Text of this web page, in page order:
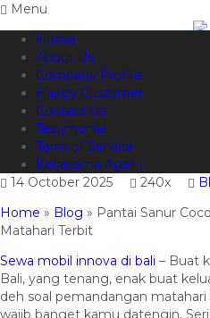
Menu
Home
About Us
Company Profile
Happy Customer
Contact Us
Testimonial
Term of Service
Kerjasama Agent
Informasi lebih lanjut?
Pantai Sanur
Keluarga dan
14 October 2025 240x
Home » Blog » Pantai Sanur
Matahari Terbit
Sewa mobil innova di bali – Buat
Bali, yang tenang, enak buat
deh soal pemandangan
wajib banget kamu datengin.